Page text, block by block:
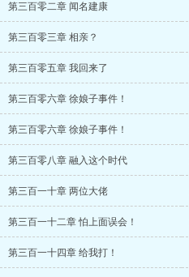
第三百零二章 闻名建康
第三百零三章 相亲？
第三百零五章 我回来了
第三百零六章 徐娘子事件！
第三百零六章 徐娘子事件！
第三百零八章 融入这个时代
第三百一十章 两位大佬
第三百一十二章 怕上面误会！
第三百一十四章 给我打！